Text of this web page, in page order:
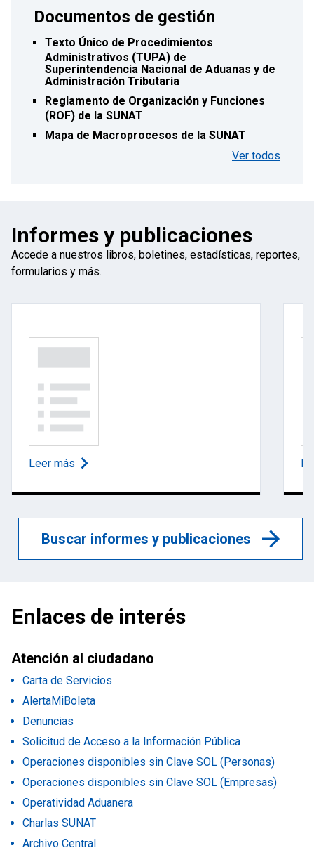
Documentos de gestión
Texto Único de Procedimientos
Administrativos (TUPA) de
Superintendencia Nacional de Aduanas y de
Administración Tributaria
Reglamento de Organización y Funciones
(ROF) de la SUNAT
Mapa de Macroprocesos de la SUNAT
Ver todos
Informes y publicaciones
Accede a nuestros libros, boletines, estadísticas, reportes,
formularios y más.
Leer más
Buscar informes y publicaciones
Enlaces de interés
Atención al ciudadano
Carta de Servicios
AlertaMiBoleta
Denuncias
Solicitud de Acceso a la Información Pública
Operaciones disponibles sin Clave SOL (Personas)
Operaciones disponibles sin Clave SOL (Empresas)
Operatividad Aduanera
Charlas SUNAT
Archivo Central